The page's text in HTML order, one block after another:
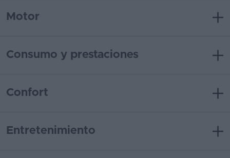
Motor
Consumo y prestaciones
Confort
Entretenimiento